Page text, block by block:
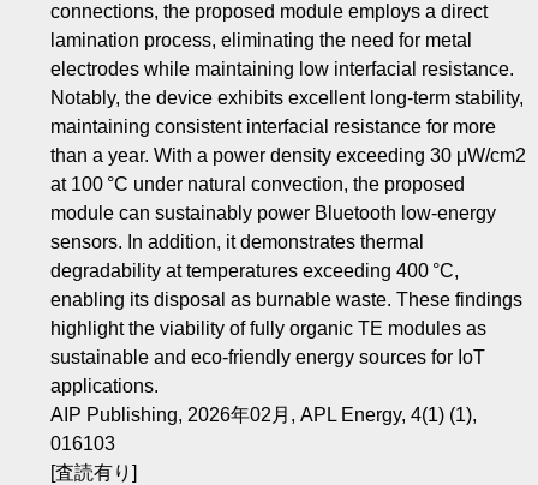
connections, the proposed module employs a direct
lamination process, eliminating the need for metal
electrodes while maintaining low interfacial resistance.
Notably, the device exhibits excellent long-term stability,
maintaining consistent interfacial resistance for more
than a year. With a power density exceeding 30 μW/cm2
at 100 °C under natural convection, the proposed
module can sustainably power Bluetooth low-energy
sensors. In addition, it demonstrates thermal
degradability at temperatures exceeding 400 °C,
enabling its disposal as burnable waste. These findings
highlight the viability of fully organic TE modules as
sustainable and eco-friendly energy sources for IoT
applications.
AIP Publishing, 2026年02月, APL Energy, 4(1) (1),
016103
[査読有り]